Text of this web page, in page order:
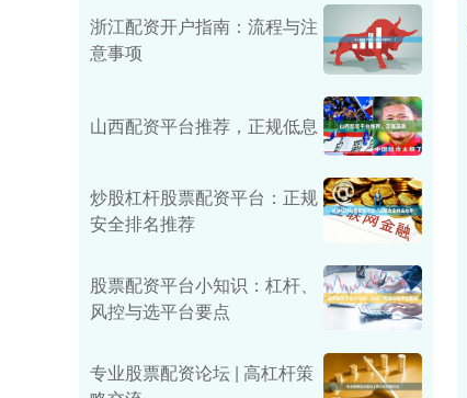
浙江配资开户指南：流程与注
意事项
山西配资平台推荐，正规低息
炒股杠杆股票配资平台：正规
安全排名推荐
股票配资平台小知识：杠杆、
风控与选平台要点
专业股票配资论坛 | 高杠杆策